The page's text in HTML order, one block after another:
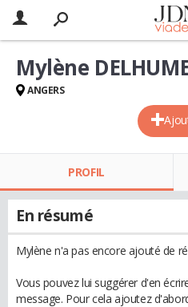
Mylène
ANGERS
PROFIL
En résumé
Mylène n'a pas encore ajouté de
Vous pouvez lui suggérer d'en
message. Pour cela ajoutez